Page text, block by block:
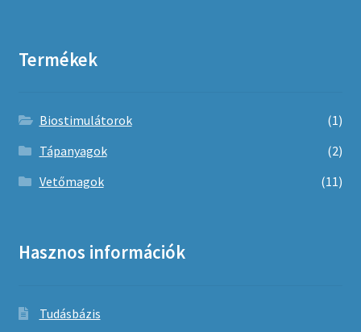
Termékek
Biostimulátorok
(1)
Tápanyagok
(2)
Vetőmagok
(11)
Hasznos információk
Tudásbázis